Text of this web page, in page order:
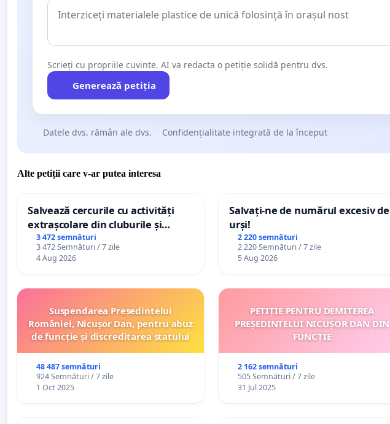
Scrieți cu propriile cuvinte. AI va redacta o petiție solidă pentru dvs.
Generează petiția
Datele dvs. rămân ale dvs. Confidențialitate integrată de la început
Alte petiții care v-ar putea interesa
Salvează cercurile cu activități
extrașcolare din cluburile și
palatele copiilor
3 472 semnături
3 472 Semnături / 7 zile
4 Aug 2026
Salvați-ne de numărul excesiv de
urși!
2 220 semnături
2 220 Semnături / 7 zile
5 Aug 2026
Suspendarea Președintelui
României, Nicușor Dan, pentru abuz
de funcție și discreditarea statului
48 487 semnături
924 Semnături / 7 zile
1 Oct 2025
PETIȚIE PENTRU DEMITEREA
PREȘEDINTELUI NICUȘOR DAN DIN
FUNCȚIE
2 162 semnături
505 Semnături / 7 zile
31 Jul 2025